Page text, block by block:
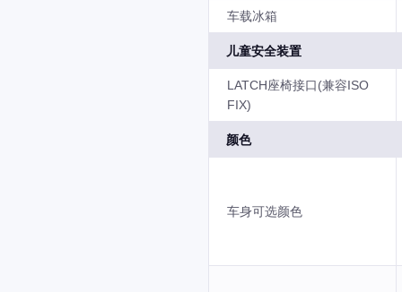
车载冰箱
儿童安全装置
LATCH座椅接口(兼容ISO
FIX)
颜色
车身可选颜色